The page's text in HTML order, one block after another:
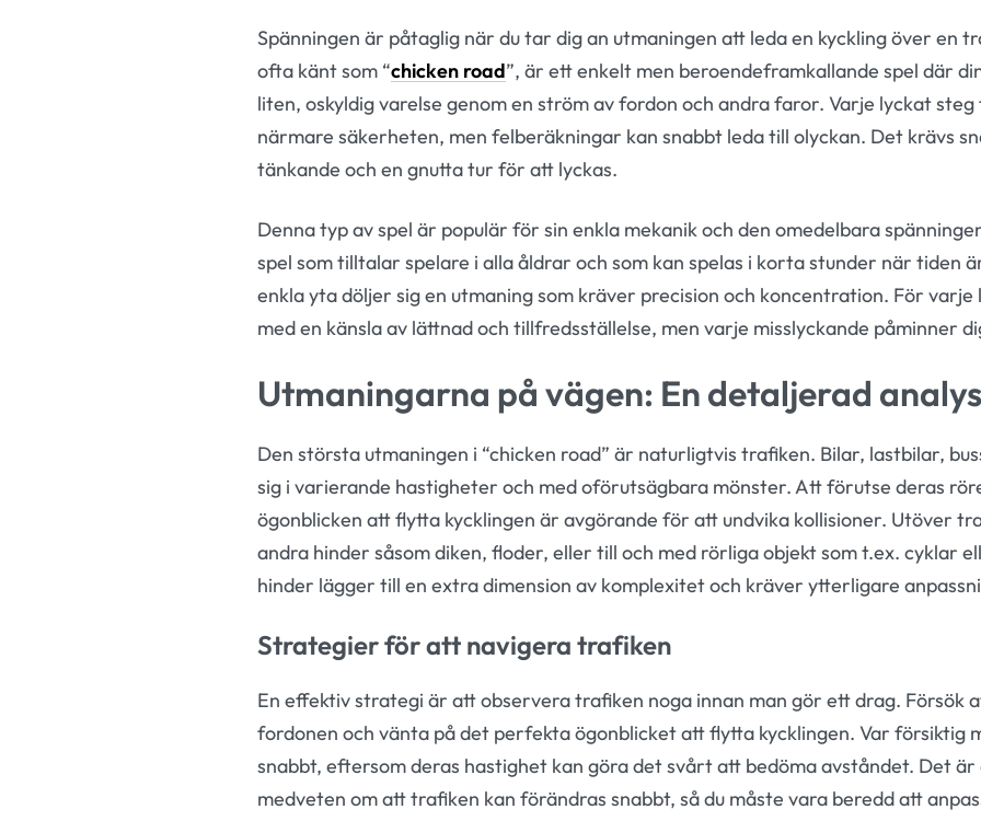
Spänningen är påtaglig när du tar dig an utmaningen att leda en kyckling över en
ofta känt som “chicken road”, är ett enkelt men beroendeframkallande spel där
liten, oskyldig varelse genom en ström av fordon och andra faror. Varje lyckat
närmare säkerheten, men felberäkningar kan snabbt leda till olyckan. Det krävs
tänkande och en gnutta tur för att lyckas.
Denna typ av spel är populär för sin enkla mekanik och den omedelbara
spel som tilltalar spelare i alla åldrar och som kan spelas i korta stunder när tiden
enkla yta döljer sig en utmaning som kräver precision och koncentration. För varje
med en känsla av lättnad och tillfredsställelse, men varje misslyckande påminner
Utmaningarna på vägen: En detaljerad
Den största utmaningen i “chicken road” är naturligtvis trafiken. Bilar, lastbilar,
sig i varierande hastigheter och med oförutsägbara mönster. Att förutse deras
ögonblicken att flytta kycklingen är avgörande för att undvika kollisioner. Utöver
andra hinder såsom diken, floder, eller till och med rörliga objekt som t.ex. cyklar
hinder lägger till en extra dimension av komplexitet och kräver ytterligare
Strategier för att navigera trafiken
En effektiv strategi är att observera trafiken noga innan man gör ett drag. Försök
fordonen och vänta på det perfekta ögonblicket att flytta kycklingen. Var försiktig
snabbt, eftersom deras hastighet kan göra det svårt att bedöma avståndet. Det
medveten om att trafiken kan förändras snabbt, så du måste vara beredd att